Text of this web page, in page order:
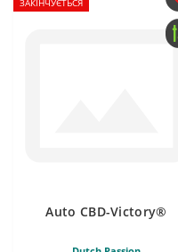
ЗАКІНЧУЄТЬСЯ
Auto CBD-Victory®